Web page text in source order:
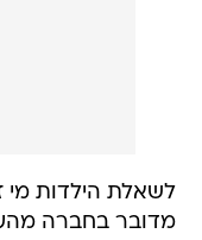
לשאלת הילדות מי
מדובר בחברה